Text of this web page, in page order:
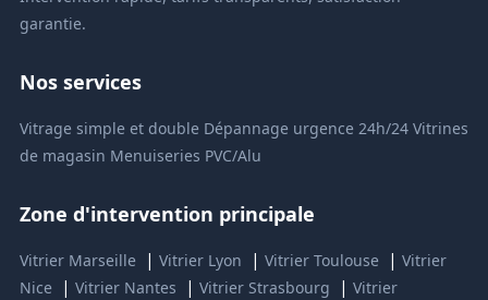
garantie.
Nos services
Vitrage simple et double Dépannage urgence 24h/24 Vitrines
de magasin Menuiseries PVC/Alu
Zone d'intervention principale
Vitrier Marseille | Vitrier Lyon | Vitrier Toulouse | Vitrier
Nice
| Vitrier Nantes | Vitrier Strasbourg | Vitrier